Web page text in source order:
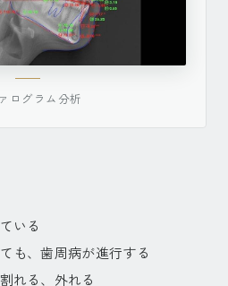
ログラム分析
いる
も、歯周病が進行する
れる、外れる